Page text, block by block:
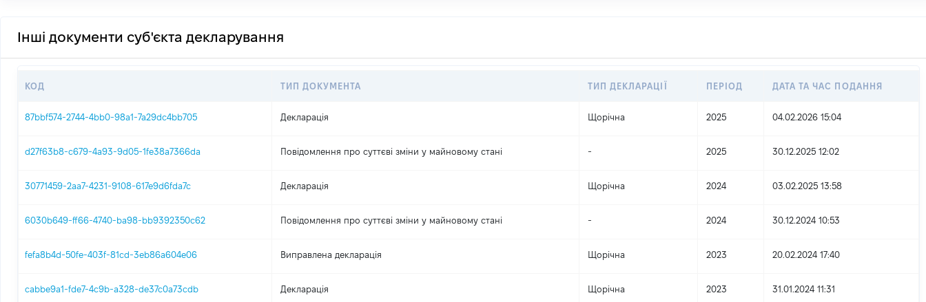
Інші документи суб'єкта декларування
КОД ТИП ДОКУМЕНТА ТИП ДЕКЛАРАЦІЇ ПЕРІОД ДАТА ТА ЧАС ПОДАННЯ
87bbf574-2744-4bb0-98a1-7a29dc4bb705 Декларація Щорічна 2025 04.02.2026 15:04
d27f63b8-c679-4a93-9d05-1fe38a7366da Повідомлення про суттєві зміни y майновому стані - 2025 30.12.2025 12:02
30771459-2aa7-4231-9108-617e9d6fda7c Декларація Щорічна 2024 03.02.2025 13:58
6030b649-ff66-4740-ba98-bb9392350c62 Повідомлення про суттєві зміни y майновому стані - 2024 30.12.2024 10:53
fefa8b4d-50fe-403f-81cd-3eb86a604e06 Виправлена декларація Щорічна 2023 20.02.2024 17:40
cabbe9a1-fde7-4c9b-a328-de37c0a73cdb Декларація Щорічна 2023 31.01.2024 11:31